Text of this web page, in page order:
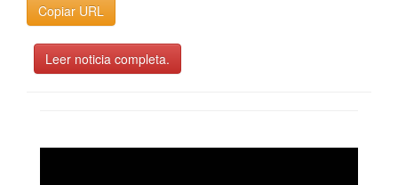
Copiar URL
Leer noticia completa.